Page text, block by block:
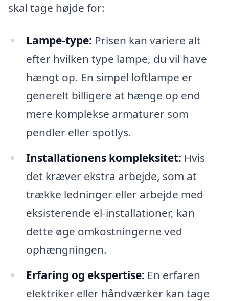
skal tage højde for:
Lampe-type: Prisen kan variere alt
efter hvilken type lampe, du vil have
hængt op. En simpel loftlampe er
generelt billigere at hænge op end
mere komplekse armaturer som
pendler eller spotlys.
Installationens kompleksitet: Hvis
det kræver ekstra arbejde, som at
trække ledninger eller arbejde med
eksisterende el-installationer, kan
dette øge omkostningerne ved
ophængningen.
Erfaring og ekspertise: En erfaren
elektriker eller håndværker kan tage